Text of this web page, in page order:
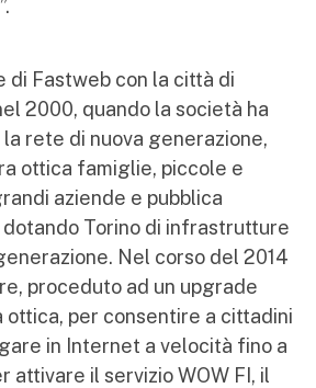
di Fastweb con la città di
2000, quando la società ha
rete di nuova generazione,
ottica famiglie, piccole e
aziende e pubblica
dotando Torino di infrastrutture
Nel corso del 2014
proceduto ad un upgrade
per consentire a cittadini
in Internet a velocità fino a
attivare il servizio WOW FI, il